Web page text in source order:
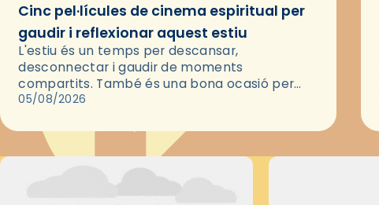
Cinc pel·lícules de cinema espiritual per
gaudir i reflexionar aquest estiu
L'estiu és un temps per descansar,
desconnectar i gaudir de moments
compartits. També és una bona ocasió per
deixar-se portar per una bona història i, a
05/08/2026